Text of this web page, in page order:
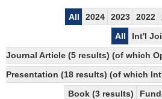
All 2024 2023 2022
All
Int'l
Journal Article (5 results) (of which
Presentation (18 results) (of which
Book (3 results)